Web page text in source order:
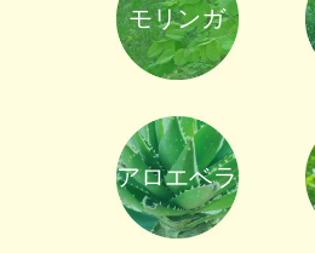
モリンガ
アロエベラ